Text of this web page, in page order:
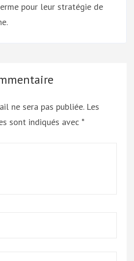
pour leur stratégie de
ne sera pas publiée. Les
sont indiqués avec *